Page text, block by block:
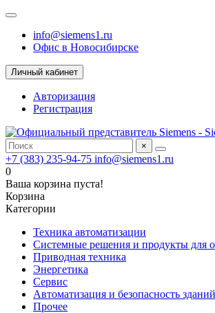
info@siemens1.ru
Офис в Новосибирске
Личный кабинет
Авторизация
Регистрация
×
+7 (383) 235-94-75 info@siemens1.ru
0
Ваша корзина пуста!
Корзина
Категории
Техника автоматизации
Системные решения и продукты для
Приводная техника
Энергетика
Сервис
Автоматизация и безопасность зданий
Прочее